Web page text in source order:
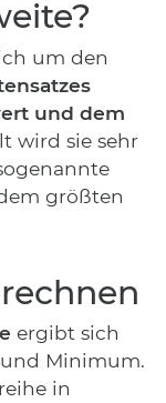
um den
und dem
wird sie sehr
größten
ergibt sich
Minimum.
in